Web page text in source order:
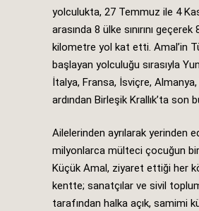
yolculukta, 27 Temmuz ile 4
arasında 8 ülke sınırını geçerek
kilometre yol kat etti. Amal’in
başlayan yolculuğu sırasıyla
İtalya, Fransa, İsviçre, Almanya,
ardından Birleşik Krallık’ta son
Ailelerinden ayrılarak yerinden
milyonlarca mülteci çocuğun
Küçük Amal, ziyaret ettiği her
kentte; sanatçılar ve sivil
tarafından halka açık, samimi